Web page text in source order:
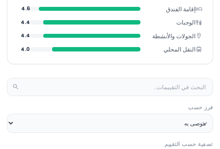
إقامة الفندق 4.6
الوجبات 4.4
الجولات والأنشطة 4.4
النقل المحلي 4.0
فرز حسب
تصفية حسب التقييم